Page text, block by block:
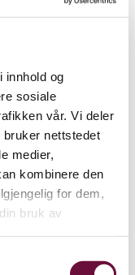
innhold og
sosiale
vår. Vi deler
nettstedet
medier,
kombinere den
for dem,
bruk av
ta imot grupper
2000.- fram til